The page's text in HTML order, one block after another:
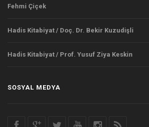
Fehmi Çiçek
Hadis Kitabiyat / Doç. Dr. Bekir Kuzudişli
Hadis Kitabiyat / Prof. Yusuf Ziya Keskin
SOSYAL MEDYA